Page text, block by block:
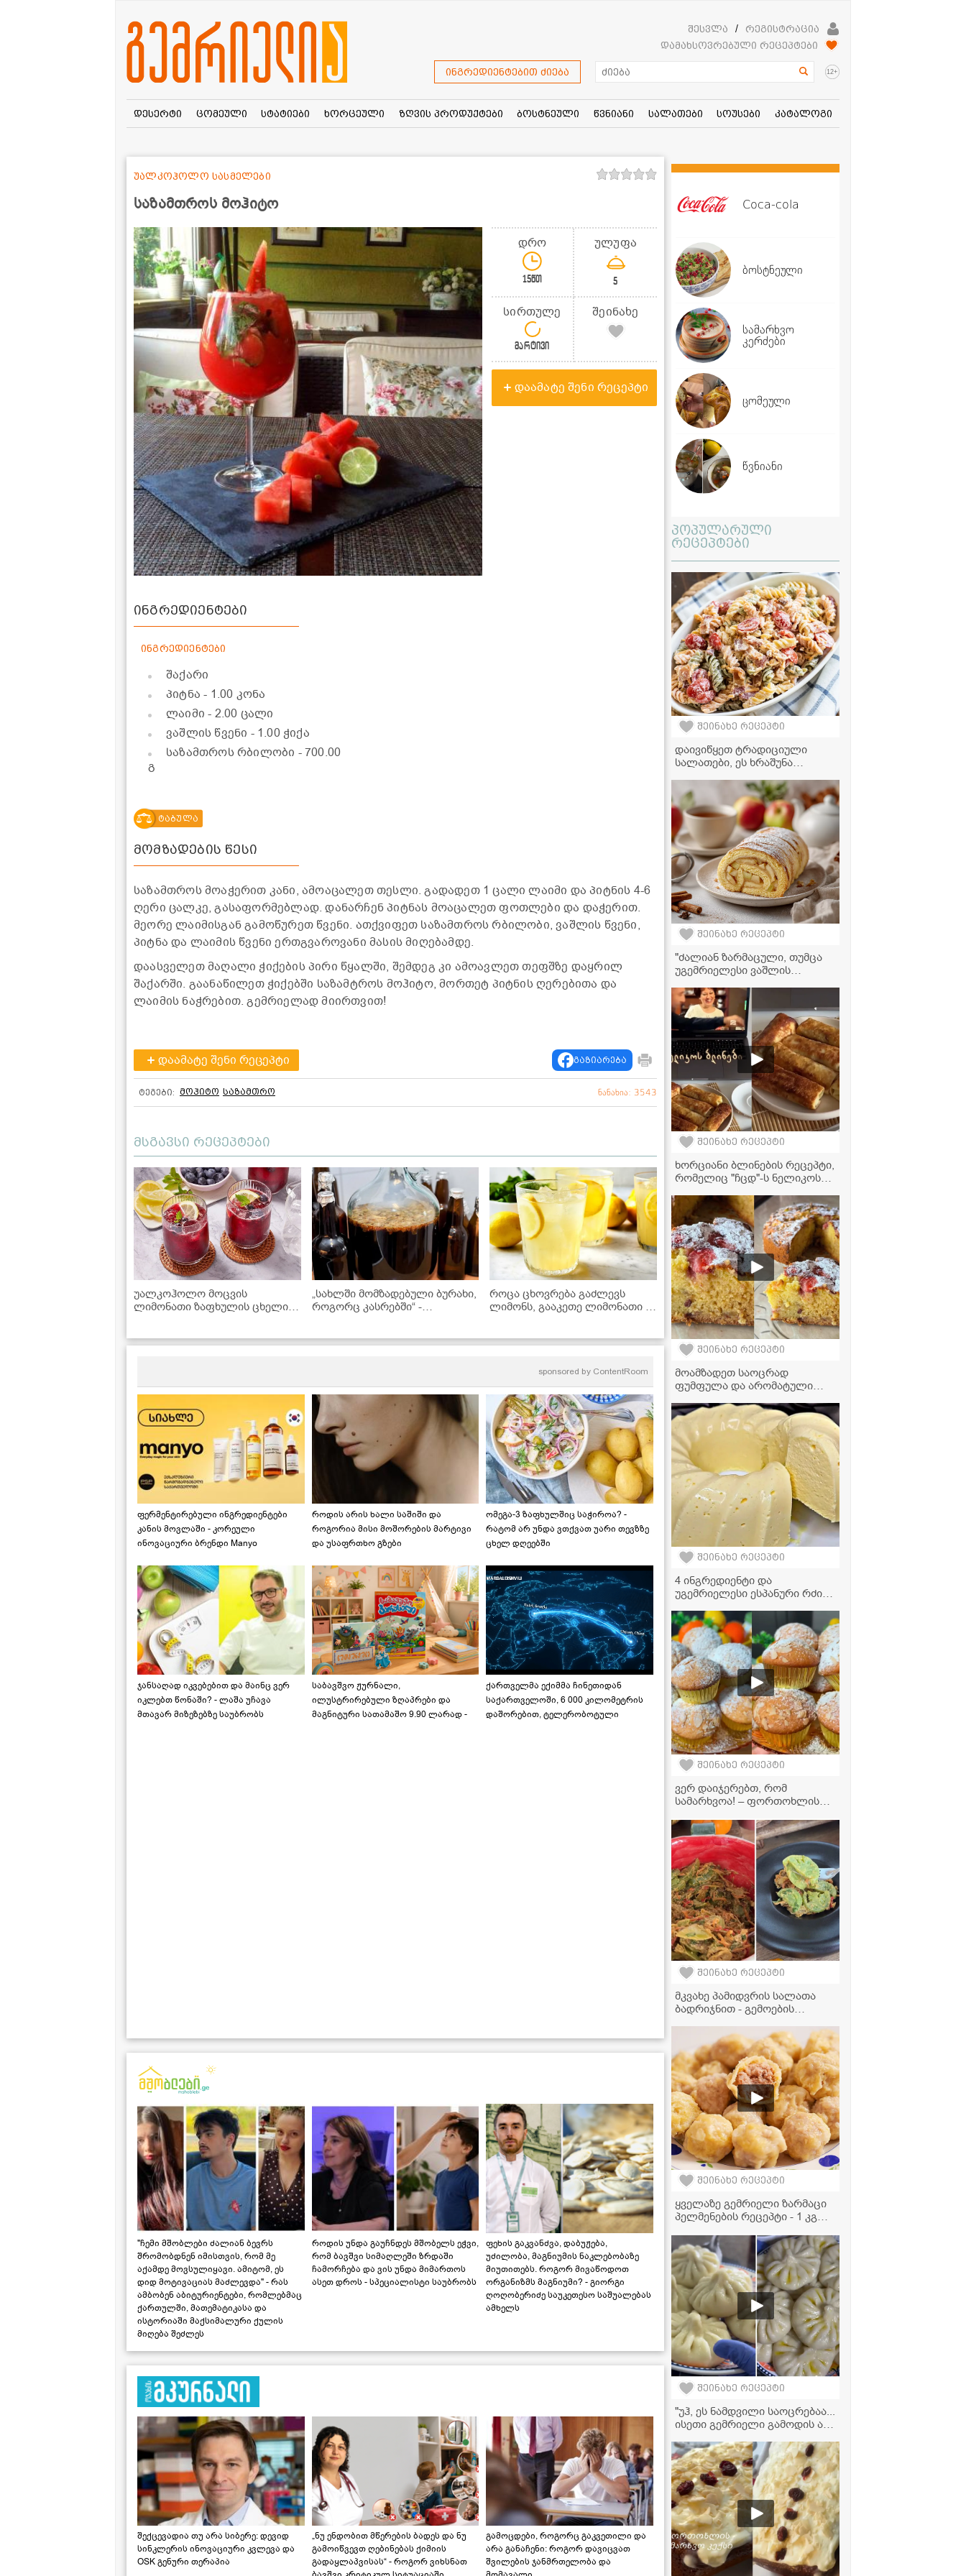
შესვლა /
რეგისტრაცია
დამახსოვრებული რეცეპტები
ინგრედიენტებით ძიება 12+
დესერტი ცომეული სტატიები ხორცეული ზღვის პროდუქტები ბოსტნეული წვნიანი სალათები სოუსები კატალოგი
საზამთროს მოჰიტო
უალკოჰოლო სასმელები
დრო
15წთ
ულუფა
5
სირთულე
მარტივი
შეინახე
დაამატე შენი რეცეპტი
ინგრედიენტები
ინგრედიენტები
შაქარი
პიტნა- 1.00 კონა
ლაიმი- 2.00 ცალი
ვაშლის წვენი - 1.00 ჭიქა
საზამთროს რბილობი - 700.00
გ
ტაბულა
მომზადების წესი
საზამთროს მოაჭერით კანი, ამოაცალეთ თესლი. გადადეთ 1 ცალი ლაიმი და პიტნის 4-6
ღერი ცალკე, გასაფორმებლად. დანარჩენ პიტნას მოაცალეთ ფოთლები და დაჭერით.
მეორე ლაიმისგან გამოწურეთ წვენი. ათქვიფეთ საზამთროს რბილობი, ვაშლის წვენი,
პიტნა და ლაიმის წვენი ერთგვაროვანი მასის მიღებამდე.
დაასველეთ მაღალი ჭიქების პირი წყალში, შემდეგ კი ამოავლეთ თეფშზე დაყრილ
შაქარში. გაანაწილეთ ჭიქებში საზამტროს მოჰიტო, მორთეტ პიტნის ღერებითა და
ლაიმის ნაჭრებით. გემრიელად მიირთვით!
დაამატე შენი რეცეპტი გაზიარება
ტეგები: მოჰიტო საზამთრო ნანახია: 3543
მსგავსი რეცეპტები
უალკოჰოლო მოცვის
ლიმონათი ზაფხულის ცხელი
„სახლში მომზადებული ბურახი,
როგორც კასრებში“ -
როცა ცხოვრება გაძლევს
ლიმონს, გააკეთე ლიმონათი -
sponsored by ContentRoom
ფერმენტირებული ინგრედიენტები
კანის მოვლაში - კორეული
ინოვაციური ბრენდი Manyo
როდის არის ხალი საშიში და
როგორია მისი მოშორების მარტივი
და უსაფრთხო გზები
ომეგა-3 ზაფხულშიც საჭიროა? -
რატომ არ უნდა ვთქვათ უარი თევზზე
ცხელ დღეებში
ჯანსაღად იკვებებით და მაინც ვერ
იკლებთ წონაში? - ლაშა უჩავა
მთავარ მიზეზებზე საუბრობს
საბავშვო ჟურნალი,
ილუსტრირებული ზღაპრები და
მაგნიტური სათამაშო 9.90 ლარად -
ქართველმა ექიმმა ჩინეთიდან
საქართველოში, 6 000 კილომეტრის
დაშორებით, ტელერობოტული
"ჩემი მშობლები ძალიან ბევრს
შრომობდნენ იმისთვის, რომ მე
აქამდე მოვსულიყავი. ამიტომ, ეს
დიდ მოტივაციას მაძლევდა" - რას
ამბობენ აბიტურიენტები, რომლებმაც
ქართულში, მათემატიკასა და
ისტორიაში მაქსიმალური ქულის
მიღება შეძლეს
როდის უნდა გაუჩნდეს მშობელს ეჭვი,
რომ ბავშვი სიმაღლეში ზრდაში
ჩამორჩება და ვის უნდა მიმართოს
ასეთ დროს - სპეციალისტი საუბრობს
ფეხის გაკვანძვა, დაბუჟება,
უძილობა, მაგნიუმის ნაკლებობაზე
მიუთითებს. როგორ მივაწოდოთ
ორგანიზმს მაგნიუმი? - გიორგი
ღოღობერიძე საუკეთესო საშუალებას
ამხელს
შექცევადია თუ არა სიბერე: დევიდ
სინკლერის ინოვაციური კვლევა და
OSK გენური თერაპია
„ნუ ენდობით მწერების ბადეს და ნუ
გამოიწვევთ ღებინებას ქიმიის
გადაყლაპვისას“ - როგორ ვიხსნათ
გამოცდები, როგორც გაკვეთილი და
არა განაჩენი: როგორ დავიცვათ
შვილების ჯანმრთელობა და
Coca-cola
ბოსტნეული
სამარხვო
კერძები
ცომეული
წვნიანი
პოპულარული
რეცეპტები
შეინახე რეცეპტი
დაივიწყეთ ტრადიციული
სალათები, ეს ხრაშუნა
ფავორიტი გახდება!
შეინახე რეცეპტი
"ძალიან ზარმაცული, თუმცა
უგემრიელესი ვაშლის
გამოდის, პირში დნება" -
ვაშლის რულეტი
შეინახე რეცეპტი
ხორციანი ბლინების რეცეპტი,
რომელიც "ჩცდ"-ს ნელიკოს
ძალიან ჰგავს!
შეინახე რეცეპტი
მოამზადეთ საოცრად
ფუმფულა და არომატული
და მარტივი რეცეპტი
შეინახე რეცეპტი
4 ინგრედიენტი და
უგემრიელესი ესპანური რძის
შეინახე რეცეპტი
ვერ დაიჯერებთ, რომ
სამარხვოა! – ფორთოხლის
დნება
შეინახე რეცეპტი
მკვახე პამიდვრის სალათა
ბადრიჯნით - გემოების
შეინახე რეცეპტი
ყველაზე გემრიელი ზარმაცი
პელმენების რეცეპტი - 1 კგ
შეინახე რეცეპტი
"უჰ, ეს ნამდვილი საოცრებაა...
ისეთი გემრიელი გამოდის ამ
უნდა სცადოთ მომზადება!" -
კარტოფილის ხინკლის
ვიდეორეცეპტი